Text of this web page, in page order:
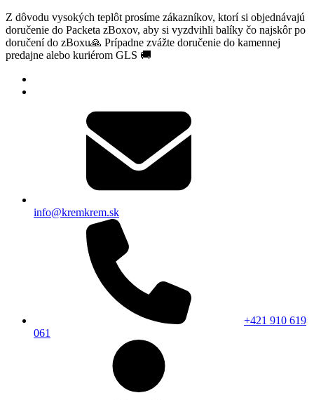
Z dôvodu vysokých teplôt prosíme zákazníkov, ktorí si objednávajú
doručenie do Packeta zBoxov, aby si vyzdvihli balíky čo najskôr po
doručení do zBoxu🙏 Prípadne zvážte doručenie do kamennej
predajne alebo kuriérom GLS 🚚
info@kremkrem.sk
+421 910 619
061